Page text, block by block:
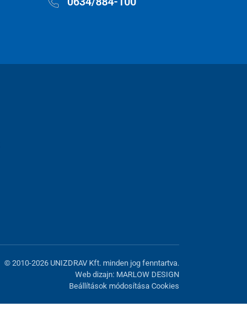
© 2010-2026 UNIZDRAV Kft. minden jog fenntartva.
Web dizajn: MARLOW DESIGN
Beállítások módosítása Cookies